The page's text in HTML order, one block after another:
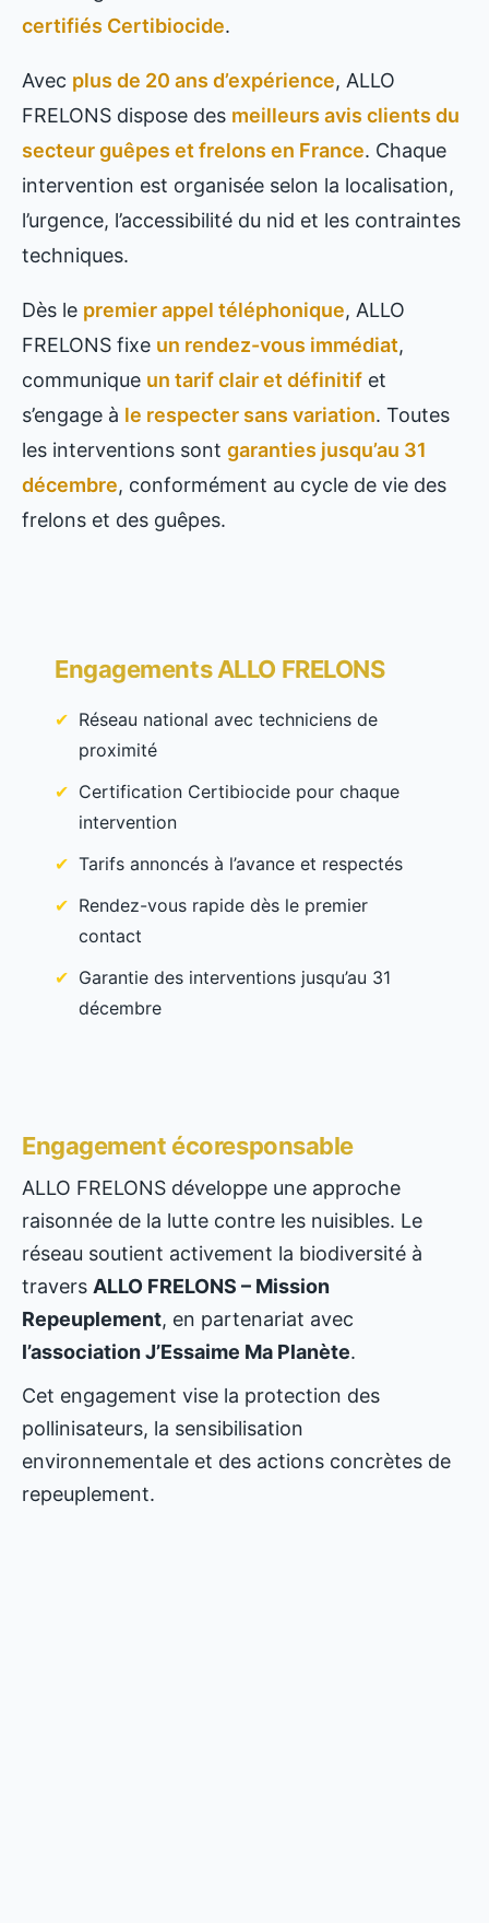
certifiés Certibiocide.
Avec plus de 20 ans d’expérience, ALLO
FRELONS dispose des meilleurs avis clients du
secteur guêpes et frelons en France. Chaque
intervention est organisée selon la localisation,
l’urgence, l’accessibilité du nid et les contraintes
techniques.
Dès le premier appel téléphonique, ALLO
FRELONS fixe un rendez-vous immédiat,
communique un tarif clair et définitif et
s’engage à le respecter sans variation. Toutes
les interventions sont garanties jusqu’au 31
décembre, conformément au cycle de vie des
frelons et des guêpes.
Engagements ALLO FRELONS
Réseau national avec techniciens de
proximité
Certification Certibiocide pour chaque
intervention
Tarifs annoncés à l’avance et respectés
Rendez-vous rapide dès le premier
contact
Garantie des interventions jusqu’au 31
décembre
Engagement écoresponsable
ALLO FRELONS développe une approche
raisonnée de la lutte contre les nuisibles. Le
réseau soutient activement la biodiversité à
travers ALLO FRELONS – Mission
Repeuplement, en partenariat avec
l’association J’Essaime Ma Planète.
Cet engagement vise la protection des
pollinisateurs, la sensibilisation
environnementale et des actions concrètes de
repeuplement.